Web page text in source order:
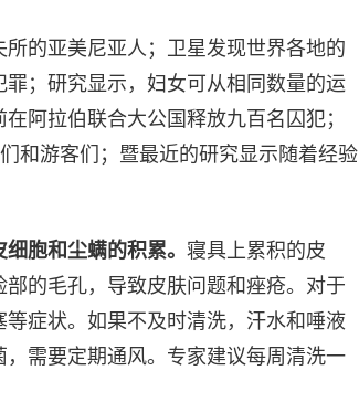
的亚美尼亚人；卫星发现世界各地的
；研究显示，妇女可从相同数量的运
阿拉伯联合大公国释放九百名囚犯；
和游客们；暨最近的研究显示随着经验
胞和尘螨的积累。寝具上累积的皮
的毛孔，导致皮肤问题和痤疮。对于
症状。如果不及时清洗，汗水和唾液
需要定期通风。专家建议每周清洗一